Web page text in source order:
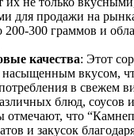
для продажи на
200-300 граммов и
качества: Этот
вкусом,
в свежем
блюд, соусов
отмечают, что
и закусок